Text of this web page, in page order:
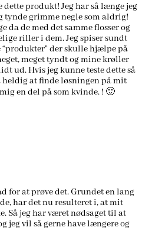
dette produkt! Jeg har så længe jeg
grimme negle som aldrig!
de med det samme flosser og
riller i dem. Jeg spiser sundt
der skulle hjælpe på
meget tyndt og mine krøller
ud. Hvis jeg kunne teste dette så
heldig at finde løsningen på mit
en del på som kvinde. ! 🙂
for at prøve det. Grundet en lang
har det nu resulteret i, at mit
Så jeg har været nødsaget til at
jeg vil så gerne have længere og